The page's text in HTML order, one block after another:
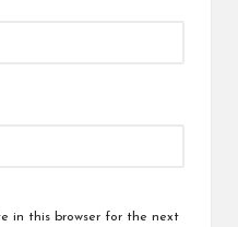
in this browser for the next